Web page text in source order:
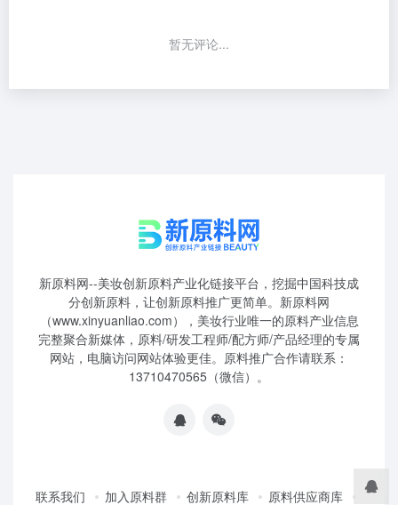
暂无评论...
新原料网--美妆创新原料产业化链接平台，挖掘中国科技成
分创新原料，让创新原料推广更简单。新原料网
（www.xinyuanliao.com），美妆行业唯一的原料产业信息
完整聚合新媒体，原料/研发工程师/配方师/产品经理的专属
网站，电脑访问网站体验更佳。原料推广合作请联系：
13710470565（微信）。
联系我们 加入原料群 创新原料库 原料供应商库